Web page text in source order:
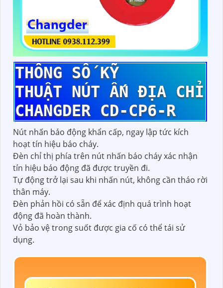
THÔNG SỐ KỸ
THUẬT NÚT ẤN ĐỊA CHỈ
CHANGDER CD-CP6-R
Nút nhấn báo động khẩn cấp, ngay lập tức kích
hoạt tín hiệu báo cháy.
Đèn chỉ thị phía trên nút nhấn báo cháy xác nhận
tín hiệu báo động đã được truyền đi.
Tự động trở lại sau khi nhấn nút, không cần tháo rời
thân máy.
Đèn phản hồi có sẵn để xác định quá trình hoạt
động đã hoàn thành.
Vỏ bảo vệ trong suốt được gia cố có thể tái sử
dụng.